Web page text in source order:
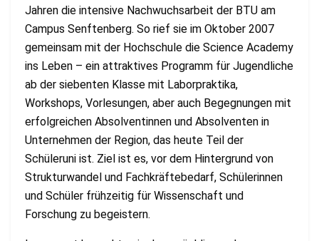
Jahren die intensive Nachwuchsarbeit der BTU am
Campus Senftenberg. So rief sie im Oktober 2007
gemeinsam mit der Hochschule die Science Academy
ins Leben – ein attraktives Programm für Jugendliche
ab der siebenten Klasse mit Laborpraktika,
Workshops, Vorlesungen, aber auch Begegnungen mit
erfolgreichen Absolventinnen und Absolventen in
Unternehmen der Region, das heute Teil der
Schüleruni ist. Ziel ist es, vor dem Hintergrund von
Strukturwandel und Fachkräftebedarf, Schülerinnen
und Schüler frühzeitig für Wissenschaft und
Forschung zu begeistern.